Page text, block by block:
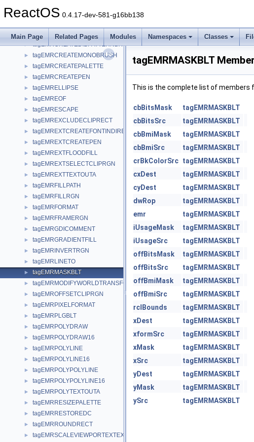
ReactOS 0.4.17-dev-581-g16bb138
Main Page Related Pages Modules Namespaces Classes
► tagEMRCREATEBRUSHINDIRECT
► tagEMRCREATECOLORSPACEW
► tagEMRCREATEDIBPATTERNBRUSHPT
► tagEMRCREATEMONOBRUSH
► tagEMRCREATEPALETTE
► tagEMRCREATEPEN
► tagEMRELLIPSE
► tagEMREOF
► tagEMRESCAPE
► tagEMREXCLUDECLIPRECT
► tagEMREXTCREATEFONTINDIRECTW
► tagEMREXTCREATEPEN
► tagEMREXTFLOODFILL
► tagEMREXTSELECTCLIPRGN
► tagEMREXTTEXTOUTA
► tagEMRFILLPATH
► tagEMRFILLRGN
► tagEMRFORMAT
► tagEMRFRAMERGN
► tagEMRGDICOMMENT
► tagEMRGRADIENTFILL
► tagEMRINVERTRGN
► tagEMRLINETO
► tagEMRMASKBLT
► tagEMRMODIFYWORLDTRANSFORM
► tagEMROFFSETCLIPRGN
► tagEMRPIXELFORMAT
► tagEMRPLGBLT
► tagEMRPOLYDRAW
► tagEMRPOLYDRAW16
► tagEMRPOLYLINE
► tagEMRPOLYLINE16
► tagEMRPOLYPOLYLINE
► tagEMRPOLYPOLYLINE16
► tagEMRPOLYTEXTOUTA
► tagEMRRESIZEPALETTE
► tagEMRRESTOREDC
► tagEMRROUNDRECT
► tagEMRSCALEVIEWPORTEXTEX
tagEMRMASKBLT
This is the complete list of members
cbBitsMask
tagEMRMASKBLT
cbBitsSrc
tagEMRMASKBLT
cbBmiMask
tagEMRMASKBLT
cbBmiSrc
tagEMRMASKBLT
crBkColorSrc tagEMRMASKBLT
cxDest
tagEMRMASKBLT
cyDest
tagEMRMASKBLT
dwRop
tagEMRMASKBLT
emr
tagEMRMASKBLT
iUsageMask
tagEMRMASKBLT
iUsageSrc
tagEMRMASKBLT
offBitsMask
tagEMRMASKBLT
offBitsSrc
tagEMRMASKBLT
offBmiMask
tagEMRMASKBLT
offBmiSrc
tagEMRMASKBLT
rclBounds
tagEMRMASKBLT
xDest
tagEMRMASKBLT
xformSrc
tagEMRMASKBLT
xMask
tagEMRMASKBLT
xSrc
tagEMRMASKBLT
yDest
tagEMRMASKBLT
yMask
tagEMRMASKBLT
ySrc
tagEMRMASKBLT